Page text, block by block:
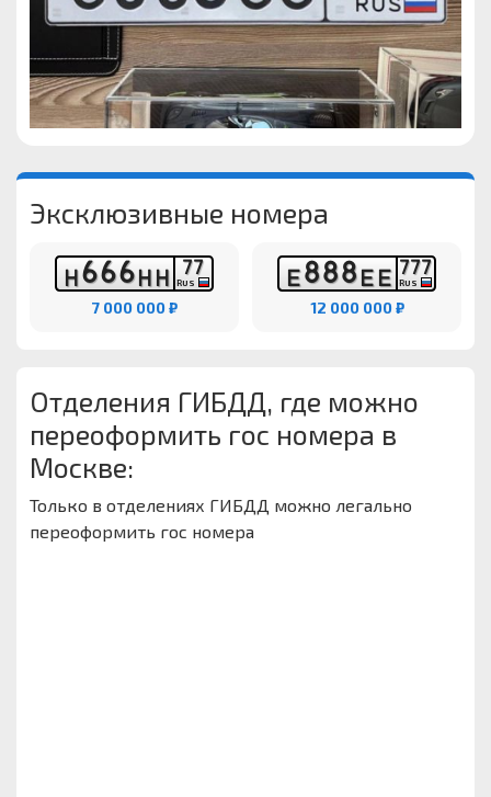
Эксклюзивные номера
Н666НН 77
RUS
7 000 000 ₽
Е888ЕЕ 777
RUS
12 000 000 ₽
Отделения ГИБДД, где можно
переоформить гос номера в
Москве:
Только в отделениях ГИБДД можно легально
переоформить гос номера